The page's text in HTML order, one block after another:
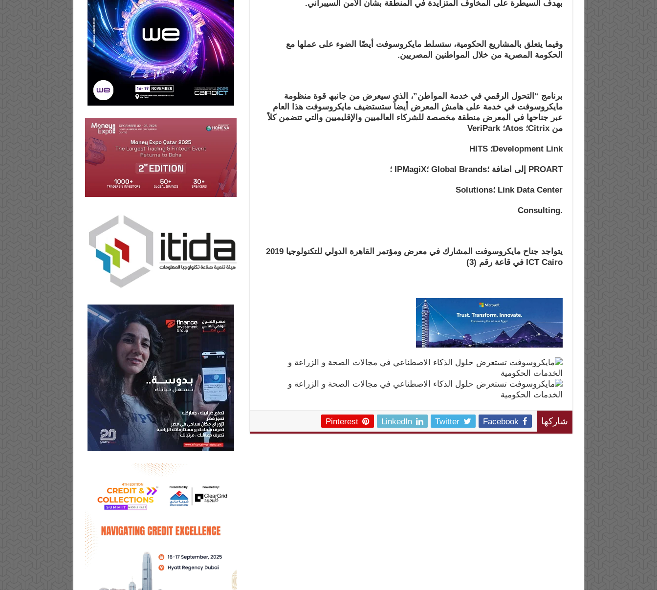
بھدف السیطرة على المخاوف المتزایدة في المنطقة بشأن الأمن السیبراني.
وفیما یتعلق بالمشاریع الحكومیة، ستسلط مایكروسوفت أیضًا الضوء على عملھا مع
الحكومة المصریة من خلال المواطنین المصریین.
برنامج “التحول الرقمي في خدمة المواطن”، الذي سیعرض من جانبھ قوة منظومة
مایكروسوفت في خدمةعلى ھامش المعرض أیضاً ستستضیف مایكروسوفت ھذا العام
عبر جناحھا في المعرض منطقة مخصصة للشركاء العالمیین والإقلیمیین والتي تتضمن كلاً
من Citrix؛ Atos؛ VeriPark
Development Link؛ HITS
PROART إلى اضافة ؛Global Brands ؛IPMagiX ؛
Link Data Center ؛Solutions
.Consulting
یتواجد جناح مایكروسوفت المشارك في معرض ومؤتمر القاھرة الدولي للتكنولوجیا 2019
ICT Cairo في قاعة
رقم (3)
شاركها Facebook
Twitter
LinkedIn
Pinterest